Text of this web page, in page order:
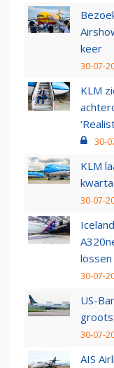
keer
30-07-
KLM
30-
KLM
30-07-
lossen
30-07-
US-
30-07-
AIS